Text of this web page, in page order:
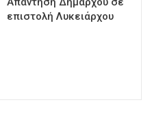
επιστολή Λυκειάρχου